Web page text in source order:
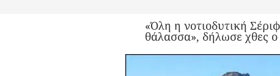
«Όλη η νοτιοδυτική
θάλασσα», δήλωσε χθες